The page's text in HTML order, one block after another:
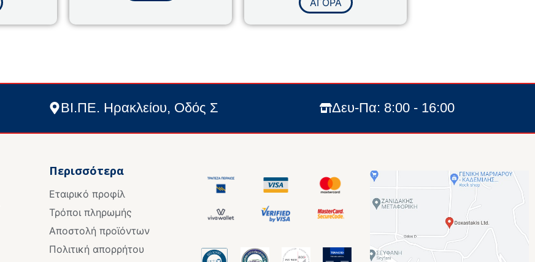
από
ΒΙ.ΠΕ. Ηρακλείου, Οδός Σ Δευ-Πα: 8:00 - 16:00
Περισσότερα
Εταιρικό προφίλ
Τρόποι πληρωμής
Αποστολή προϊόντων
Πολιτική απορρήτου